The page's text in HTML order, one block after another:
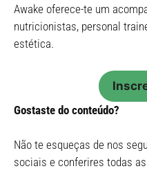
Awake oferece-te um
nutricionistas, personal
estética.
Gostaste do conteúdo?
Não te esqueças de nos
sociais e conferires todas